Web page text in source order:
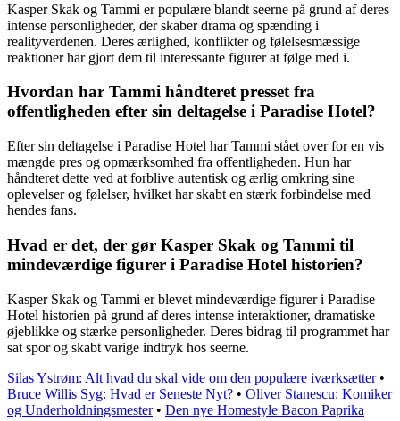
Kasper Skak og Tammi er populære blandt seerne på grund af deres
intense personligheder, der skaber drama og spænding i
realityverdenen. Deres ærlighed, konflikter og følelsesmæssige
reaktioner har gjort dem til interessante figurer at følge med i.
Hvordan har Tammi håndteret presset fra
offentligheden efter sin deltagelse i Paradise Hotel?
Efter sin deltagelse i Paradise Hotel har Tammi stået over for en vis
mængde pres og opmærksomhed fra offentligheden. Hun har
håndteret dette ved at forblive autentisk og ærlig omkring sine
oplevelser og følelser, hvilket har skabt en stærk forbindelse med
hendes fans.
Hvad er det, der gør Kasper Skak og Tammi til
mindeværdige figurer i Paradise Hotel historien?
Kasper Skak og Tammi er blevet mindeværdige figurer i Paradise
Hotel historien på grund af deres intense interaktioner, dramatiske
øjeblikke og stærke personligheder. Deres bidrag til programmet har
sat spor og skabt varige indtryk hos seerne.
Silas Ystrøm: Alt hvad du skal vide om den populære iværksætter•
Bruce Willis Syg: Hvad er Seneste Nyt? • Oliver Stanescu: Komiker
og Underholdningsmester• Den nye Homestyle Bacon Paprika